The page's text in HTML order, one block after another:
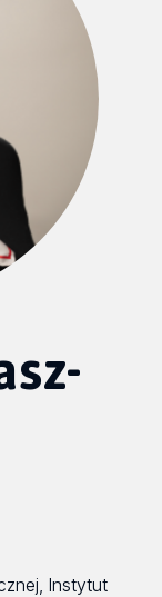
Instytut